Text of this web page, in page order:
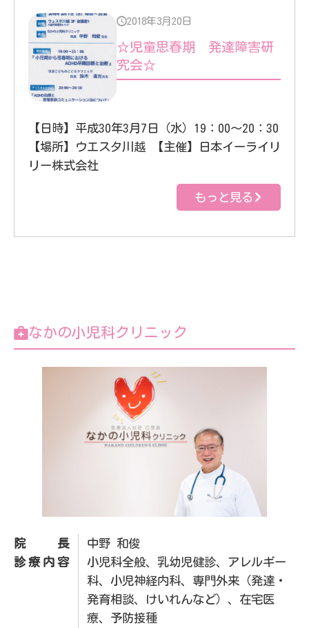
2018年3月20日
☆児童思春期 発達障害研
究会☆
【日時】平成30年3月7日（水）19：00～20：30
【場所】ウエスタ川越 【主催】日本イーライリ
リー株式会社
もっと見る
なかの小児科クリニック
院長
中野 和俊
診療内容
小児科全般、乳幼児健診、アレルギー
科、小児神経内科、専門外来（発達・
発育相談、けいれんなど）、在宅医
療、予防接種